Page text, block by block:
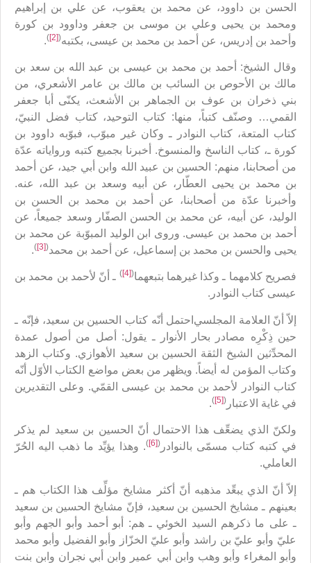
الحسن بن داوود، عن محمد بن يعقوب، عن علي بن إبراهيم
ومحمد بن يحيى وعلي بن موسى بن جعفر وداوود بن كورة
وأحمد بن إدريس، عن أحمد بن محمد بن عيسى، بكتبه(
[2]
)
.
وقال الشيخ: أحمد بن محمد بن عيسى بن عبد الله بن سعد بن
مالك بن الأحوص بن السائب بن مالك بن عامر الأشعري، من
بني ذخران بن عوف بن الجماهر بن الأشعث، يكنّى أبا جعفر
القمي‏… وصنّف كتباً، منها: كتاب التوحيد، كتاب فضل النبيّ،
كتاب المتعة، كتاب النوادر ـ وكان غير مبوّب، فبوّبه داوود بن
كورة ـ، كتاب الناسخ والمنسوخ. أخبرنا بجميع كتبه ورواياته عدّة
من أصحابنا، منهم: الحسين بن عبيد الله وابن أبي جيد، عن أحمد
بن محمد بن يحيى العطّار، عن أبيه وسعد بن عبد الله، عنه.
وأخبرنا عدّة من أصحابنا، عن أحمد بن محمد بن الحسن بن
الوليد، عن أبيه، عن محمد بن الحسن الصفّار وسعد جميعاً، عن
أحمد بن محمد بن عيسى. وروى ابن الوليد المبوّبة عن محمد بن
يحيى والحسن بن محمد بن إسماعيل، عن أحمد بن محمد(
[3]
)
.
فصريح كلامهما ـ وكذا غيرهما بتبعهما(
[4]
) ـ أنّ لأحمد بن محمد بن
عيسى كتاب النوادر.
إلاّ أنّ العلامة المجلسياحتمل أنّه كتاب الحسين بن سعيد، فإنّه ـ
حين ذِكْرِه مصادر بحار الأنوار ـ يقول: أصل من أصول عمدة
المحدِّثين الشيخ الثقة الحسين بن سعيد الأهوازي. وكتاب الزهد
وكتاب المؤمن له أيضاً. ويظهر من بعض مواضع الكتاب الأوّل أنّه
كتاب النوادر لأحمد بن محمد بن عيسى القمّي. وعلى التقديرين
في غاية الاعتبار (
[5]
)
.
ولكنّ الذي يضعِّف هذا الاحتمال أنّ الحسين بن سعيد لم يذكر
في كتبه كتاب مسمّى بالنوادر(
[6]
). وهذا يؤيِّد ما ذهب اليه الحُرّ
العاملي.
إلاّ أنّ الذي يبعِّد مذهبه أنّ أكثر مشايخ مؤلِّف هذا الكتاب هم ـ
بعينهم ـ مشايخ الحسين بن سعيد، فإنّ مشايخ الحسين بن سعيد
ـ على ما ذكرهم السيد الخوئي ـ هم: أبو أحمد وأبو الجهم وأبو
عليّ وأبو عليّ بن راشد وأبو عليّ الخزّاز وأبو الفضيل وأبو محمد
وأبو المغراء وأبو وهب وابن أبي عمير وابن أبي نجران وابن بنت